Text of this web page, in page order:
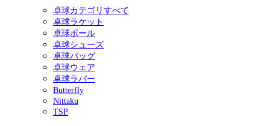
卓球カテゴリすべて
卓球ラケット
卓球ボール
卓球シューズ
卓球バッグ
卓球ウェア
卓球ラバー
Butterfly
Nittaku
TSP